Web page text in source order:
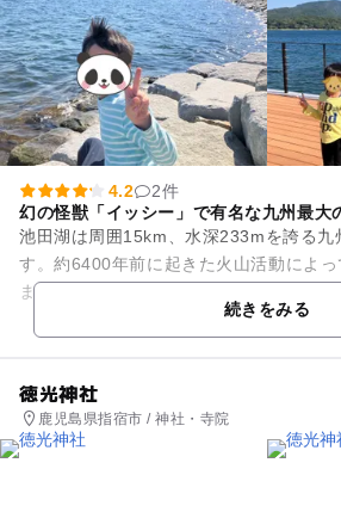
4.2
2件
幻の怪獣「イッシー」で有名な九州最大
池田湖は周囲15km、水深233mを誇る九
す。約6400年前に起きた火山活動によ
ます。また、幻の怪獣「イッシー」や大
続きをみる
徳光神社
鹿児島県指宿市 / 神社・寺院